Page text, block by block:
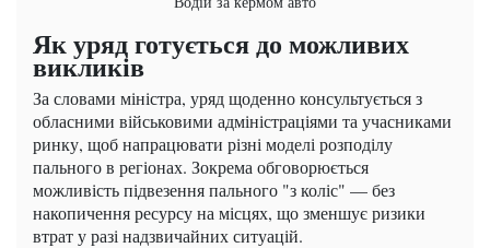
Як уряд готується до можливих
викликів
За словами міністра, уряд щоденно консультується з
обласними військовими адміністраціями та учасниками
ринку, щоб напрацювати різні моделі розподілу
пального в регіонах. Зокрема обговорюється
можливість підвезення пального "з коліс" — без
накопичення ресурсу на місцях, що зменшує ризики
втрат у разі надзвичайних ситуацій.